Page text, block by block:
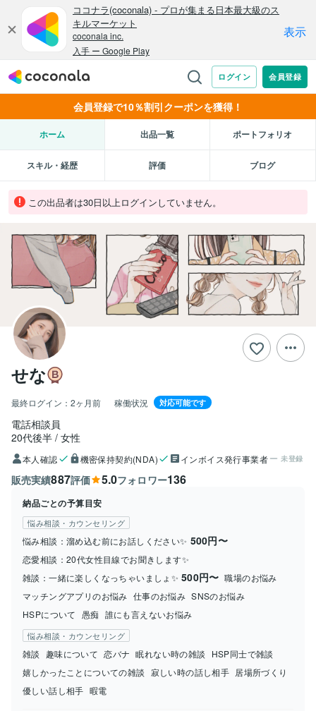
会員登録で10％割引クーポンを獲得！
ホーム 出品一覧 ポートフォリオ
スキル・経歴 評価 ブログ
この出品者は30日以上ログインしていません。
せな︎
最終ログイン： 2ヶ月前 稼働状況 対応可能です
電話相談員
20代後半 女性
本人確認 機密保持契約(NDA) インボイス発行事業者 未登録
販売実績887評価 5.0フォロワー136
納品ごとの予算目安
悩み相談・カウンセリング
悩み相談：溜め込む前にお話しください‪✨ 500円〜
恋愛相談：20代女性目線でお聞きします✨
雑談：一緒に楽しくなっちゃいましょ✨ 500円〜 職場のお悩み
マッチングアプリのお悩み 仕事のお悩み SNSのお悩み
HSPについて
愚痴 誰にも言えないお悩み
悩み相談・カウンセリング
雑談 趣味について 恋バナ 眠れない時の雑談
HSP同士で雑談
嬉しかったことについての雑談
寂しい時の話し相手 居場所づくり
優しい話し相手 暇電